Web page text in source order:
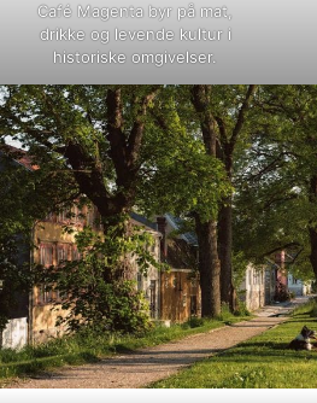
Café Magenta byr på mat,
drikke og levende kultur i
historiske omgivelser.